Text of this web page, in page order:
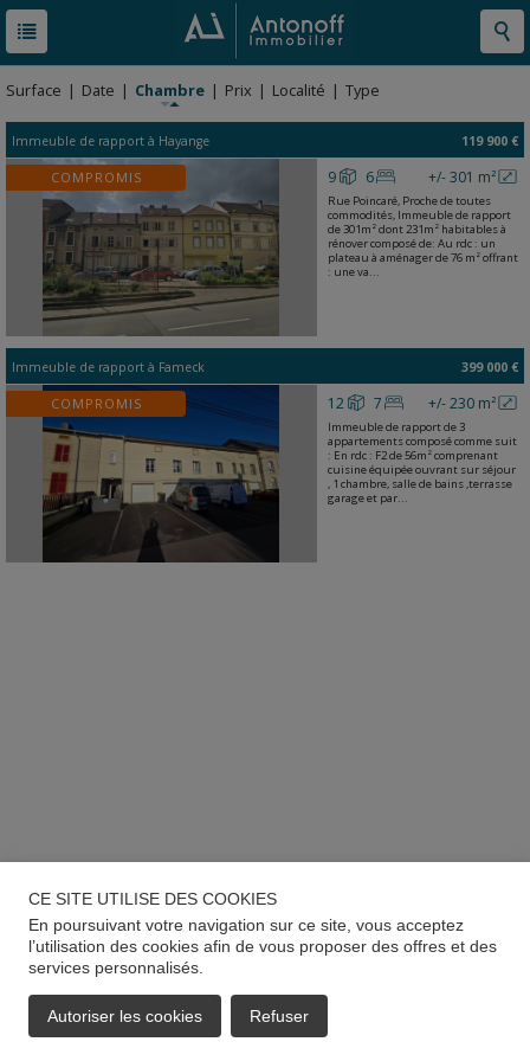
RESULTATS
Surface | Date | Chambre | Prix | Localité | Type
Immeuble de rapport à Hayange 119 900 €
COMPROMIS +/- 301 m²
9 6
Rue Poincaré, Proche de toutes
commodités, Immeuble de rapport
de 301m² dont 231m² habitables à
rénover composé de: Au rdc : un
plateau à aménager de 76 m² offrant
: une va...
Immeuble de rapport à Fameck 399 000 €
COMPROMIS +/- 230 m²
12 7
Immeuble de rapport de 3
appartements composé comme suit
: En rdc : F2 de 56m² comprenant
cuisine équipée ouvrant sur séjour
, 1 chambre, salle de bains ,terrasse
garage et par...
CE SITE UTILISE DES COOKIES
En poursuivant votre navigation sur ce site, vous acceptez
l’utilisation des cookies afin de vous proposer des offres et des
services personnalisés.
Autoriser les cookies Refuser